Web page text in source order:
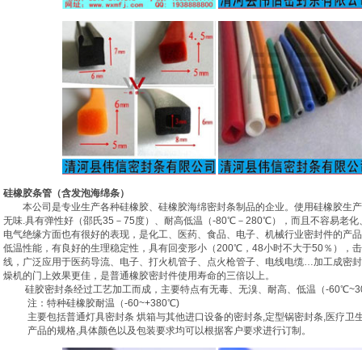
硅橡胶条管（含发泡海绵条）
本公司是专业生产各种硅橡胶、硅橡胶海绵密封条制品的企业。使用硅橡胶生
无味.具有弹性好（邵氏35－75度）、耐高低温（-80℃－280℃），而且不容易老
电气绝缘方面也有很好的表现，是化工、医药、食品、电子、机械行业密封件的
低温性能，有良好的生理稳定性，具有回变形小（200℃，48小时不大于50％），
线，广泛应用于医药导流、电子、打火机管子、点火枪管子、电线电缆…加工成密
燥机的门上效果更佳，是普通橡胶密封件使用寿命的三倍以上。
硅胶密封条经过工艺加工而成，主要特点有无毒、无溴、耐高、低温（-
注：特种硅橡胶耐温（-60~+380℃)
主要包括普通灯具密封条 烘箱与其他进口设备的密封条,定型锅密封条,医疗
产品的规格,具体颜色以及包装要求均可以根据客户要求进行订制。